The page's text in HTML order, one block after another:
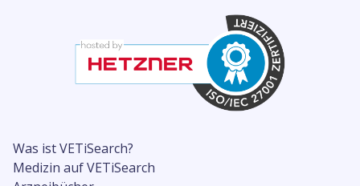
Was ist VETiSearch?
Medizin auf VETiSearch